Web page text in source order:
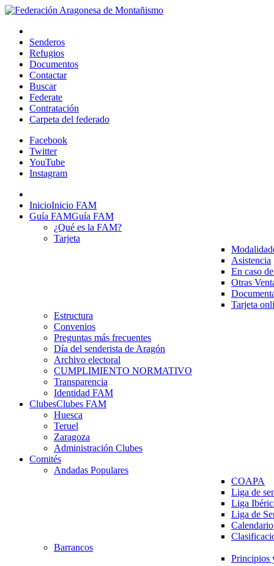
Senderos
Refugios
Documentos
Contactar
Buscar
Federate
Contratación
Carpeta del federado
Facebook
Twitter
YouTube
Instagram
InicioInicio FAM
Guía FAMGuía FAM
¿Qué es la FAM?
Tarjeta
Asistencia
En caso
Otras
Tarjeta
Estructura
Convenios
Preguntas más frecuentes
Día del senderista de Aragón
Archivo electoral
CUMPLIMIENTO NORMATIVO
Transparencia
Identidad FAM
ClubesClubes FAM
Huesca
Teruel
Zaragoza
Administración Clubes
Comités
Andadas Populares
COAPA
Liga de
Liga
Liga de
Calendario
Barrancos
Principios